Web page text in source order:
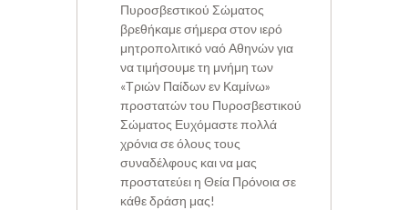
Πυροσβεστικού Σώματος
βρεθήκαμε σήμερα στον ιερό
μητροπολιτικό ναό Αθηνών για
να τιμήσουμε τη μνήμη των
«Τριών Παίδων εν Καμίνω»
προστατών του Πυροσβεστικού
Σώματος Ευχόμαστε πολλά
χρόνια σε όλους τους
συναδέλφους και να μας
προστατεύει η Θεία Πρόνοια σε
κάθε δράση μας!